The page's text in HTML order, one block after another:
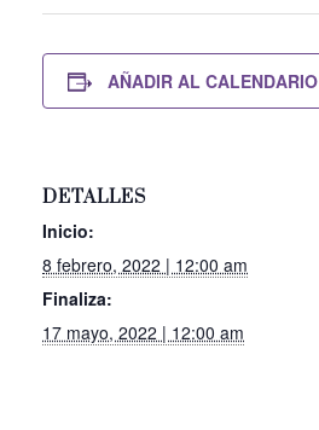
AÑADIR AL CALENDARIO
DETALLES
Inicio:
8 febrero, 2022 | 12:00 am
Finaliza:
17 mayo, 2022 | 12:00 am